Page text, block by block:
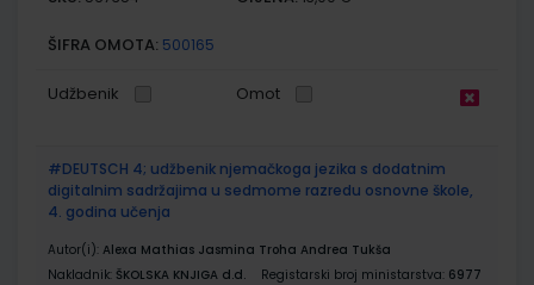
ŠIFRA OMOTA: 500165
Udžbenik Omot
#DEUTSCH 4; udžbenik njemačkoga jezika s dodatnim
digitalnim sadržajima u sedmome razredu osnovne škole,
4. godina učenja
Autor(i): Alexa Mathias Jasmina Troha Andrea Tukša
Nakladnik: ŠKOLSKA KNJIGA d.d. Registarski broj ministarstva: 6977